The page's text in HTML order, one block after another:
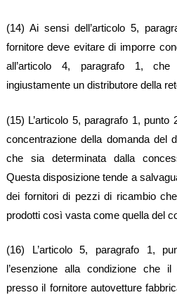
(14) Ai sensi dell’articolo 5,
fornitore deve evitare di imporre
all’articolo 4, paragrafo 1, che
ingiustamente un distributore della
(15) L’articolo 5, paragrafo 1,
concentrazione della domanda del
che sia determinata dalla
Questa disposizione tende a
dei fornitori di pezzi di ricambio
prodotti così vasta come quella del
(16) L’articolo 5, paragrafo 1,
l’esenzione alla condizione che
presso il fornitore autovetture